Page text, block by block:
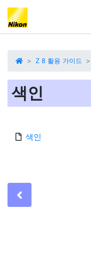
Z 8 활용 가이드
색인
색인